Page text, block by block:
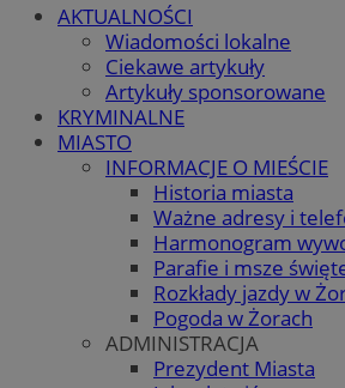
AKTUALNOŚCI
Wiadomości lokalne
Ciekawe artykuły
Artykuły sponsorowane
KRYMINALNE
MIASTO
INFORMACJE O MIEŚCIE
Historia miasta
Ważne adresy i
Harmonogram
Parafie i msze
Rozkłady jazdy w
Pogoda w Żorach
ADMINISTRACJA
Prezydent Miasta